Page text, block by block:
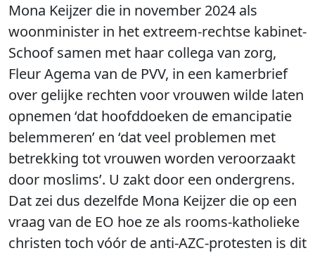
Mona Keijzer die in november 2024 als
woonminister in het extreem-rechtse kabinet-
Schoof samen met haar collega van zorg,
Fleur Agema van de PVV, in een kamerbrief
over gelijke rechten voor vrouwen wilde laten
opnemen ‘dat hoofddoeken de emancipatie
belemmeren’ en ‘dat veel problemen met
betrekking tot vrouwen worden veroorzaakt
door moslims’. U zakt door een ondergrens.
Dat zei dus dezelfde Mona Keijzer die op een
vraag van de EO hoe ze als rooms-katholieke
christen toch vóór de anti-AZC-protesten is dit